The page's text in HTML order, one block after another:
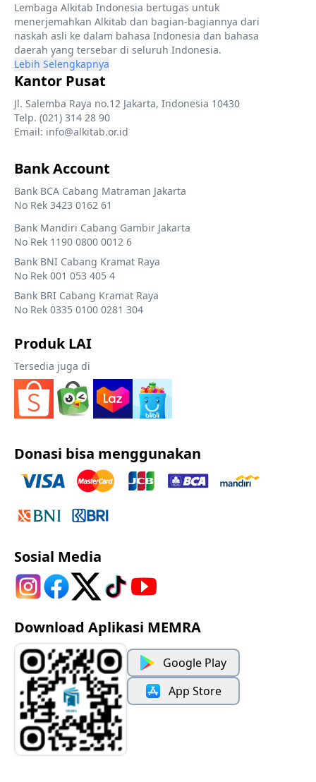
Lembaga Alkitab Indonesia bertugas untuk
menerjemahkan Alkitab dan bagian-bagiannya dari
naskah asli ke dalam bahasa Indonesia dan bahasa
daerah yang tersebar di seluruh Indonesia.
Lebih Selengkapnya
Kantor Pusat
Jl. Salemba Raya no.12 Jakarta, Indonesia 10430
Telp. (021) 314 28 90
Email: info@alkitab.or.id
Bank Account
Bank BCA Cabang Matraman Jakarta
No Rek 3423 0162 61
Bank Mandiri Cabang Gambir Jakarta
No Rek 1190 0800 0012 6
Bank BNI Cabang Kramat Raya
No Rek 001 053 405 4
Bank BRI Cabang Kramat Raya
No Rek 0335 0100 0281 304
Produk LAI
Tersedia juga di
Donasi bisa menggunakan
Sosial Media
Download Aplikasi MEMRA
Google Play
App Store